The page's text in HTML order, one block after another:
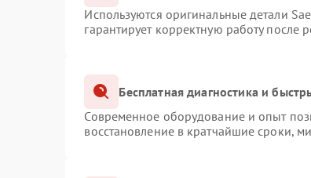
Используются оригинальные детали
гарантирует корректную работу после
Бесплатная диагностика и
Современное оборудование и опыт
восстановление в кратчайшие сроки,